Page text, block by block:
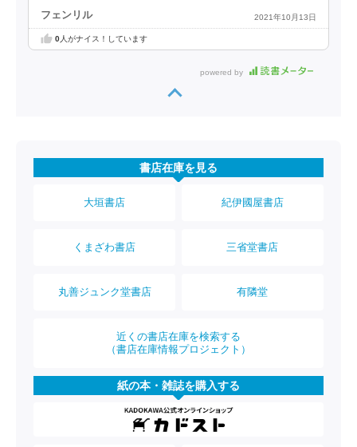
フェンリル 2021年10月13日
0人がナイス！しています
powered by
書店在庫を見る
大垣書店 紀伊國屋書店
くまざわ書店 三省堂書店
丸善ジュンク堂書店 有隣堂
近くの書店在庫を検索する
（書店在庫情報プロジェクト）
紙の本・雑誌を購入する